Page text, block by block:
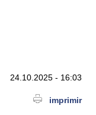
24.10.2025 - 16:03
imprimir